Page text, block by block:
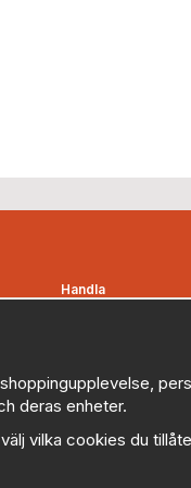
Handla
Bevakningsbolag
Favoriter
Kampanjer
deras enheter.
vilka cookies du